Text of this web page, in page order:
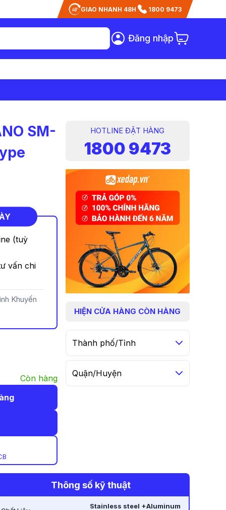
GIAO NHANH 48H 1800 9473
Đăng nhập
SM-
(tuỳ
vấn chi
Khuyến
Còn hàng
HOTLINE ĐẶT HÀNG
1800 9473
HIỆN CỬA HÀNG CÒN HÀNG
Thành phố/Tỉnh
Quận/Huyện
Thông số kỹ thuật
Stainless steel +Aluminum